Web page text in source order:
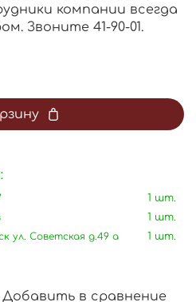
Добавить в сравнение
компании всегда
Звоните 41-90-01.
1 шт.
1 шт.
ул. Советская д.49 а
1 шт.